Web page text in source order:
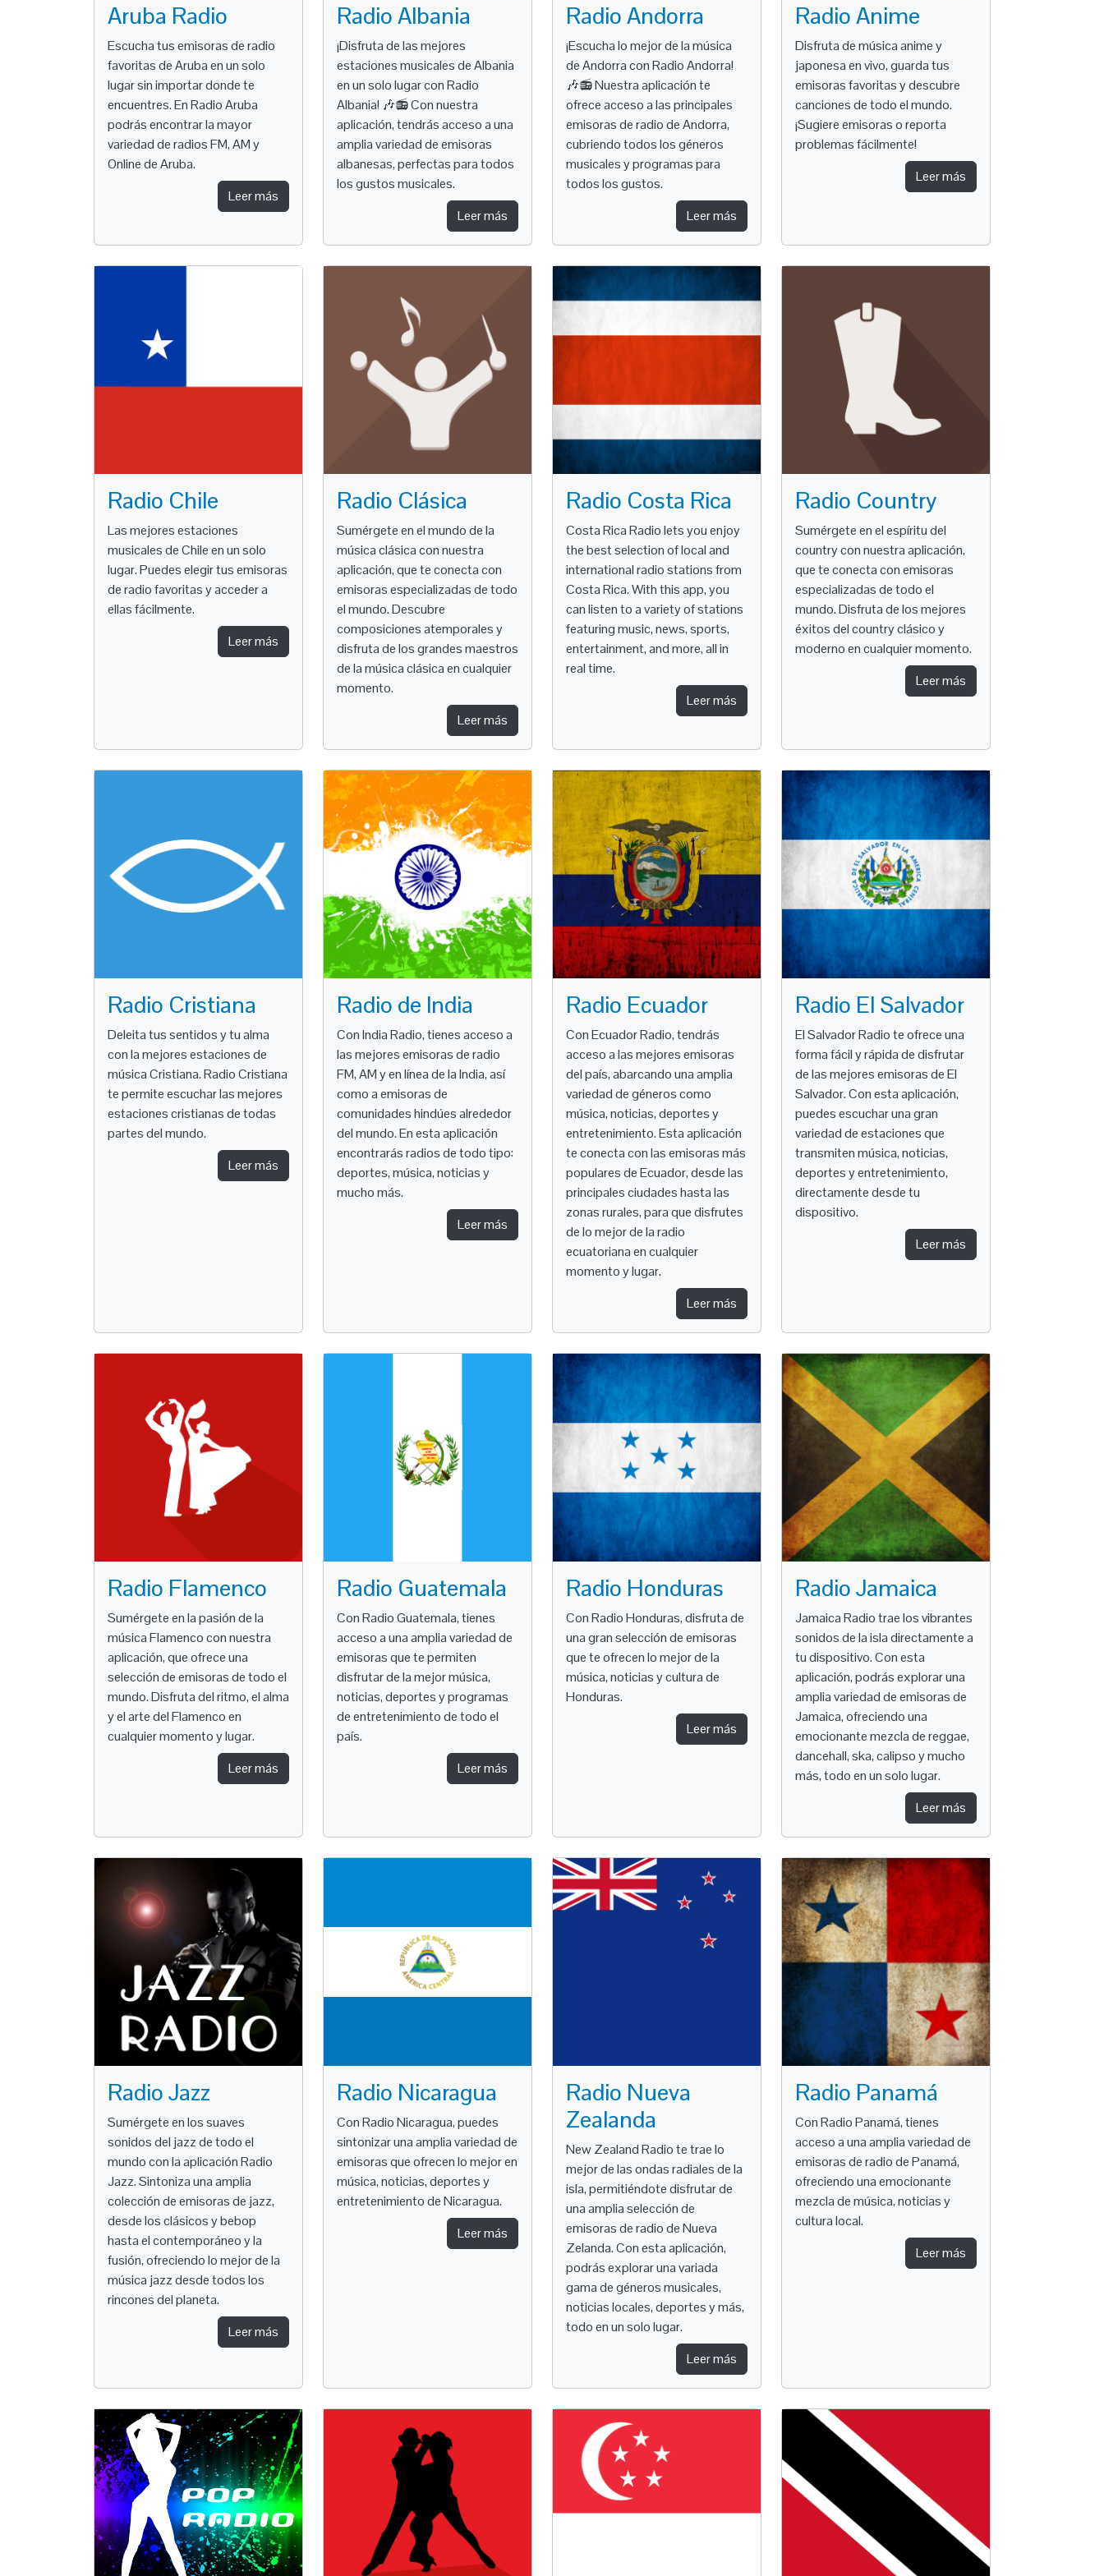
Aruba Radio
Escucha tus emisoras de radio
favoritas de Aruba en un solo
lugar sin importar donde te
encuentres. En Radio Aruba
podrás encontrar la mayor
variedad de radios FM, AM y
Online de Aruba.
Leer más
Radio Albania
¡Disfruta de las mejores
estaciones musicales de Albania
en un solo lugar con Radio
Albania! 🎶📻 Con nuestra
aplicación, tendrás acceso a una
amplia variedad de emisoras
albanesas, perfectas para todos
los gustos musicales.
Leer más
Radio Andorra
¡Escucha lo mejor de la música
de Andorra con Radio Andorra!
🎶📻 Nuestra aplicación te
ofrece acceso a las principales
emisoras de radio de Andorra,
cubriendo todos los géneros
musicales y programas para
todos los gustos.
Leer más
Radio Anime
Disfruta de música anime y
japonesa en vivo, guarda tus
emisoras favoritas y descubre
canciones de todo el mundo.
¡Sugiere emisoras o reporta
problemas fácilmente!
Leer más
Radio Chile
Las mejores estaciones
musicales de Chile en un solo
lugar. Puedes elegir tus emisoras
de radio favoritas y acceder a
ellas fácilmente.
Leer más
Radio Clásica
Sumérgete en el mundo de la
música clásica con nuestra
aplicación, que te conecta con
emisoras especializadas de todo
el mundo. Descubre
composiciones atemporales y
disfruta de los grandes maestros
de la música clásica en cualquier
momento.
Leer más
Radio Costa Rica
Costa Rica Radio lets you enjoy
the best selection of local and
international radio stations from
Costa Rica. With this app, you
can listen to a variety of stations
featuring music, news, sports,
entertainment, and more, all in
real time.
Leer más
Radio Country
Sumérgete en el espíritu del
country con nuestra aplicación,
que te conecta con emisoras
especializadas de todo el
mundo. Disfruta de los mejores
éxitos del country clásico y
moderno en cualquier momento.
Leer más
Radio Cristiana
Deleita tus sentidos y tu alma
con la mejores estaciones de
música Cristiana. Radio Cristiana
te permite escuchar las mejores
estaciones cristianas de todas
partes del mundo.
Leer más
Radio de India
Con India Radio, tienes acceso a
las mejores emisoras de radio
FM, AM y en línea de la India, así
como a emisoras de
comunidades hindúes alrededor
del mundo. En esta aplicación
encontrarás radios de todo tipo:
deportes, música, noticias y
mucho más.
Leer más
Radio Ecuador
Con Ecuador Radio, tendrás
acceso a las mejores emisoras
del país, abarcando una amplia
variedad de géneros como
música, noticias, deportes y
entretenimiento. Esta aplicación
te conecta con las emisoras más
populares de Ecuador, desde las
principales ciudades hasta las
zonas rurales, para que disfrutes
de lo mejor de la radio
ecuatoriana en cualquier
momento y lugar.
Leer más
Radio El Salvador
El Salvador Radio te ofrece una
forma fácil y rápida de disfrutar
de las mejores emisoras de El
Salvador. Con esta aplicación,
puedes escuchar una gran
variedad de estaciones que
transmiten música, noticias,
deportes y entretenimiento,
directamente desde tu
dispositivo.
Leer más
Radio Flamenco
Sumérgete en la pasión de la
música Flamenco con nuestra
aplicación, que ofrece una
selección de emisoras de todo el
mundo. Disfruta del ritmo, el alma
y el arte del Flamenco en
cualquier momento y lugar.
Leer más
Radio Guatemala
Con Radio Guatemala, tienes
acceso a una amplia variedad de
emisoras que te permiten
disfrutar de la mejor música,
noticias, deportes y programas
de entretenimiento de todo el
país.
Leer más
Radio Honduras
Con Radio Honduras, disfruta de
una gran selección de emisoras
que te ofrecen lo mejor de la
música, noticias y cultura de
Honduras.
Leer más
Radio Jamaica
Jamaica Radio trae los vibrantes
sonidos de la isla directamente a
tu dispositivo. Con esta
aplicación, podrás explorar una
amplia variedad de emisoras de
Jamaica, ofreciendo una
emocionante mezcla de reggae,
dancehall, ska, calipso y mucho
más, todo en un solo lugar.
Leer más
Radio Jazz
Sumérgete en los suaves
sonidos del jazz de todo el
mundo con la aplicación Radio
Jazz. Sintoniza una amplia
colección de emisoras de jazz,
desde los clásicos y bebop
hasta el contemporáneo y la
fusión, ofreciendo lo mejor de la
música jazz desde todos los
rincones del planeta.
Leer más
Radio Nicaragua
Con Radio Nicaragua, puedes
sintonizar una amplia variedad de
emisoras que ofrecen lo mejor en
música, noticias, deportes y
entretenimiento de Nicaragua.
Leer más
Radio Nueva
Zealanda
New Zealand Radio te trae lo
mejor de las ondas radiales de la
isla, permitiéndote disfrutar de
una amplia selección de
emisoras de radio de Nueva
Zelanda. Con esta aplicación,
podrás explorar una variada
gama de géneros musicales,
noticias locales, deportes y más,
todo en un solo lugar.
Leer más
Radio Panamá
Con Radio Panamá, tienes
acceso a una amplia variedad de
emisoras de radio de Panamá,
ofreciendo una emocionante
mezcla de música, noticias y
cultura local.
Leer más